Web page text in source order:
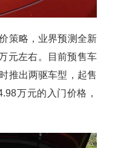
策略，业界预测全新
元左右。目前预售车
推出两驱车型，起售
万元的入门价格，